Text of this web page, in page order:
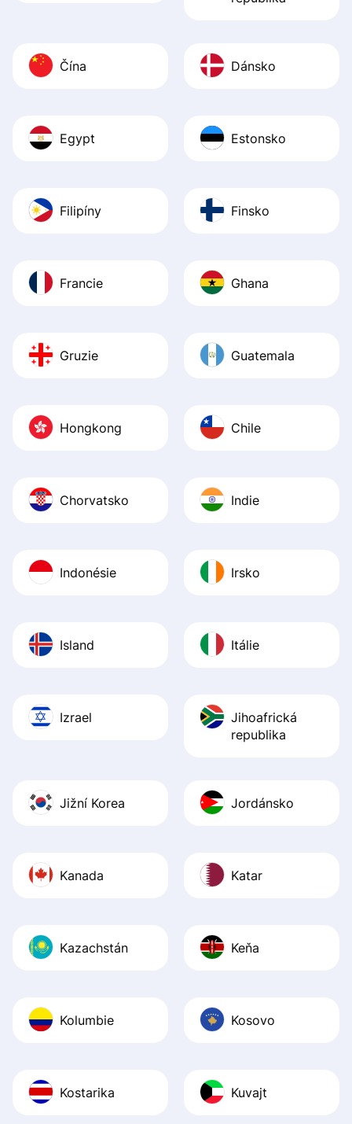
Čína Dánsko
Egypt Estonsko
Filipíny Finsko
Francie Ghana
Gruzie Guatemala
Hongkong Chile
Chorvatsko Indie
Indonésie Irsko
Island Itálie
Izrael
Jihoafrická
republika
Jižní Korea Jordánsko
Kanada Katar
Kazachstán Keňa
Kolumbie Kosovo
Kostarika Kuvajt